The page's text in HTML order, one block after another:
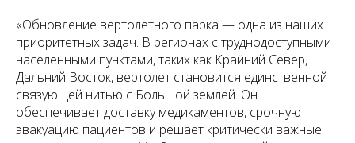
«Обновление вертолетного парка — одна из наших
приоритетных задач. В регионах с труднодоступными
населенными пунктами, таких как Крайний Север,
Дальний Восток, вертолет становится единственной
связующей нитью с Большой землей. Он
обеспечивает доставку медикаментов, срочную
эвакуацию пациентов и решает критически важные